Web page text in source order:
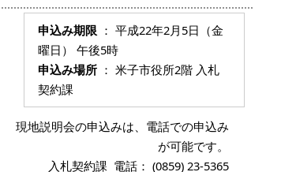
申込み期限 ： 平成22年2月5日（金
曜日） 午後5時
申込み場所 ： 米子市役所2階 入札
契約課
現地説明会の申込みは、電話での申込み
が可能です。
入札契約課 電話： (0859) 23-5365